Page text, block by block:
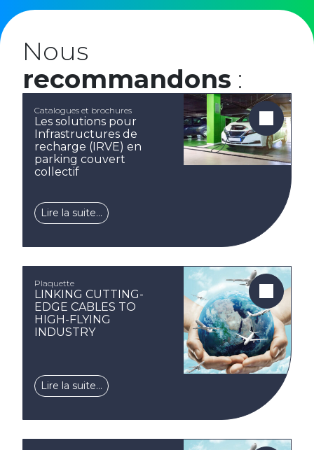
Nous
recommandons :
Catalogues et brochures
Les solutions pour
Infrastructures de
recharge (IRVE) en
parking couvert
collectif
Lire la suite…
Plaquette
LINKING CUTTING-
EDGE CABLES TO
HIGH-FLYING
INDUSTRY
Lire la suite…